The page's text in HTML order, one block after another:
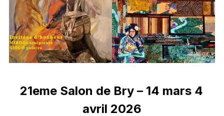
21eme Salon de Bry – 14 mars 4
avril 2026